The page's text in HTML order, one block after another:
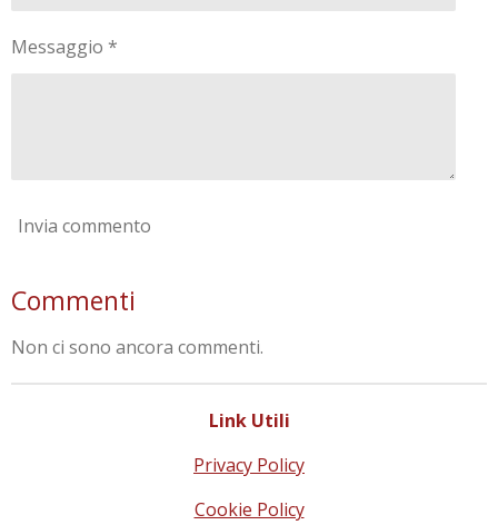
Messaggio *
Invia commento
Commenti
Non ci sono ancora commenti.
Link Utili
Privacy Policy
Cookie Policy